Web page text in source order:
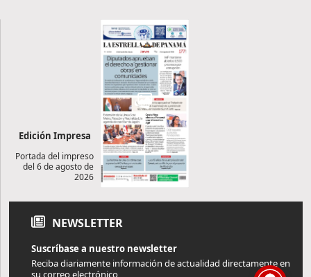
Edición Impresa
Portada del impreso
del 6 de agosto de
2026
NEWSLETTER
Suscríbase a nuestro newsletter
Reciba diariamente información de actualidad directamente en
su correo electrónico